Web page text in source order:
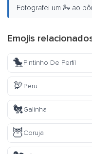
Fotografei um 🦢 ao
Emojis
🐤Pintinho De Perfil
🦃Peru
🐔Galinha
🦉Coruja